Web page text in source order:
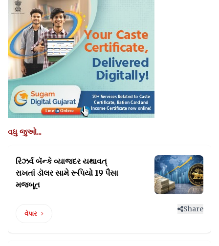
વધુ જુઓ...
રિઝર્વ બૅન્કે વ્યાજદર યથાવત્‌‍
રાખતાં ડૉલર સામે રૂપિયો 19 પૈસા
મજબૂત
વેપાર
Share